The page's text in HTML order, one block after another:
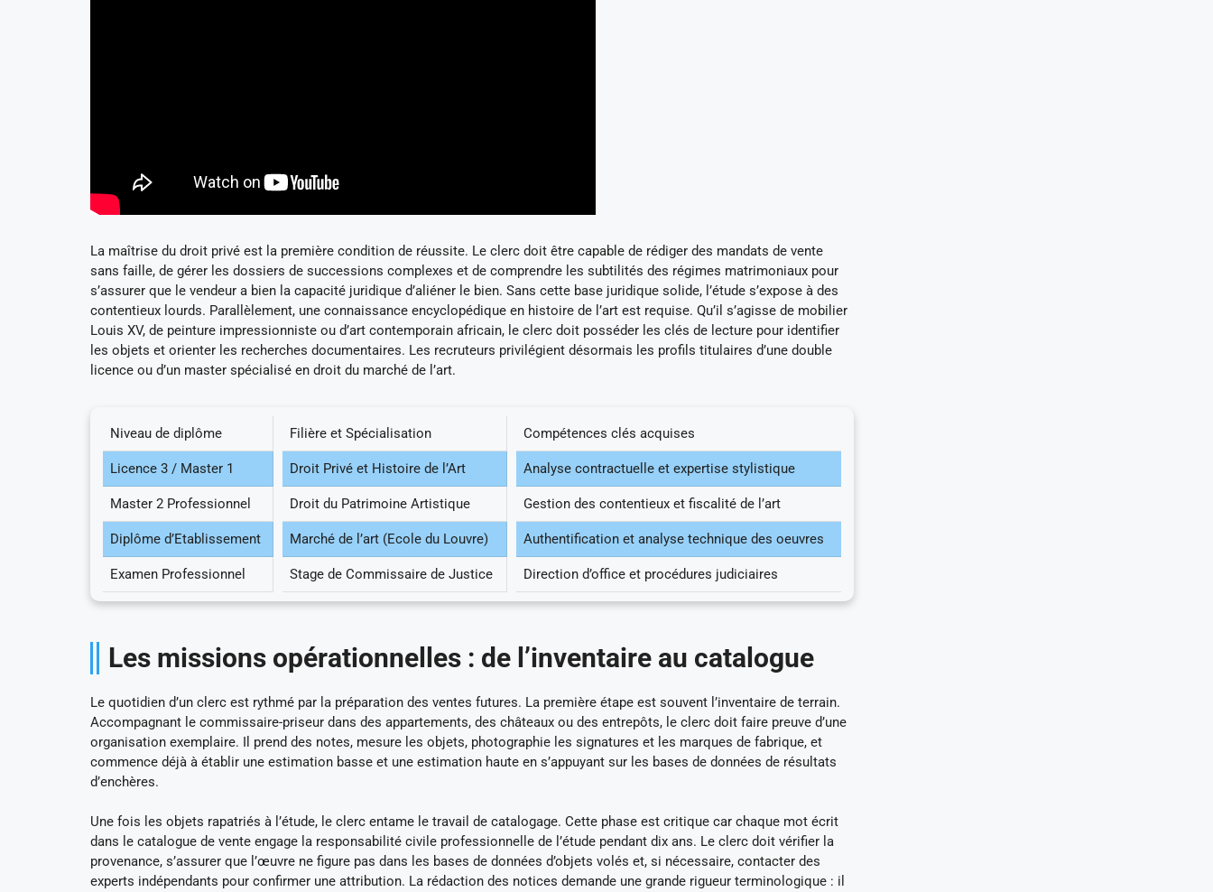
La maîtrise du droit privé est la première condition de réussite. Le clerc doit être capable de rédiger des mandats de vente
sans faille, de gérer les dossiers de successions complexes et de comprendre les subtilités des régimes matrimoniaux pour
s’assurer que le vendeur a bien la capacité juridique d’aliéner le bien. Sans cette base juridique solide, l’étude s’expose à des
contentieux lourds. Parallèlement, une connaissance encyclopédique en histoire de l’art est requise. Qu’il s’agisse de mobilier
Louis XV, de peinture impressionniste ou d’art contemporain africain, le clerc doit posséder les clés de lecture pour identifier
les objets et orienter les recherches documentaires. Les recruteurs privilégient désormais les profils titulaires d’une double
licence ou d’un master spécialisé en droit du marché de l’art.
Niveau de diplôme Filière et Spécialisation Compétences clés acquises
Licence 3 / Master 1 Droit Privé et Histoire de l’Art Analyse contractuelle et expertise stylistique
Master 2 Professionnel Droit du Patrimoine Artistique Gestion des contentieux et fiscalité de l’art
Diplôme d’Etablissement Marché de l’art (Ecole du Louvre) Authentification et analyse technique des oeuvres
Examen Professionnel Stage de Commissaire de Justice Direction d’office et procédures judiciaires
Les missions opérationnelles : de l’inventaire au catalogue
Le quotidien d’un clerc est rythmé par la préparation des ventes futures. La première étape est souvent l’inventaire de terrain.
Accompagnant le commissaire-priseur dans des appartements, des châteaux ou des entrepôts, le clerc doit faire preuve d’une
organisation exemplaire. Il prend des notes, mesure les objets, photographie les signatures et les marques de fabrique, et
commence déjà à établir une estimation basse et une estimation haute en s’appuyant sur les bases de données de résultats
d’enchères.
Une fois les objets rapatriés à l’étude, le clerc entame le travail de catalogage. Cette phase est critique car chaque mot écrit
dans le catalogue de vente engage la responsabilité civile professionnelle de l’étude pendant dix ans. Le clerc doit vérifier la
provenance, s’assurer que l’œuvre ne figure pas dans les bases de données d’objets volés et, si nécessaire, contacter des
experts indépendants pour confirmer une attribution. La rédaction des notices demande une grande rigueur terminologique : il